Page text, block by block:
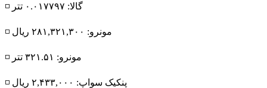
◽️ گالا: ۰.۰۱۷۷۹۷ تتر
◽️ مونرو: ۲۸۱,۳۲۱,۳۰۰ ریال
◽️ مونرو: ۳۲۱.۵۱ تتر
◽️ پنکیک سواپ: ۲,۴۳۳,۰۰۰ ریال